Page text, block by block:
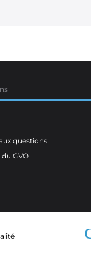
questions
GVO